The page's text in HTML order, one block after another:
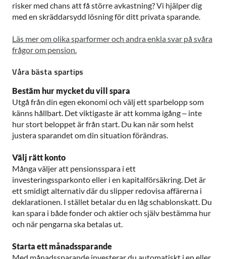
risker med chans att få större avkastning? Vi hjälper dig
med en skräddarsydd lösning för ditt privata sparande.
Läs mer om olika sparformer och andra enkla svar på svåra
frågor om pension.
Våra bästa spartips
Bestäm hur mycket du vill spara
Utgå från din egen ekonomi och välj ett sparbelopp som
känns hållbart. Det viktigaste är att komma igång – inte
hur stort beloppet är från start. Du kan när som helst
justera sparandet om din situation förändras.
Välj rätt konto
Många väljer att pensionsspara i ett
investeringssparkonto eller i en kapitalförsäkring. Det är
ett smidigt alternativ där du slipper redovisa affärerna i
deklarationen. I stället betalar du en låg schablonskatt. Du
kan spara i både fonder och aktier och själv bestämma hur
och när pengarna ska betalas ut.
Starta ett månadssparande